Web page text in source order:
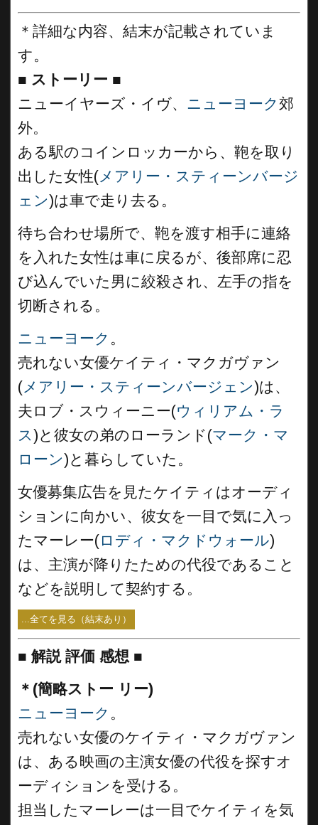
＊詳細な内容、結末が記載されていま
す。
■ ストーリー ■
ニューイヤーズ・イヴ、 ニューヨーク郊
外。
ある駅のコインロッカーから、鞄を取り
出した女性( メアリー・スティーンバージ
ェン)は車で走り去る。
待ち合わせ場所で、鞄を渡す相手に連絡
を入れた女性は車に戻るが、後部席に忍
び込んでいた男に絞殺され、左手の指を
切断される。
ニューヨーク 。
売れない女優ケイティ・マクガヴァン
( メアリー・スティーンバージェン)は、
夫ロブ・スウィーニー(ウィリアム・ラ
ス)と彼女の弟のローランド(マーク・マ
ローン)と暮らしていた。
女優募集広告を見たケイティはオーディ
ションに向かい、彼女を一目で気に入っ
たマーレー(ロディ・マクドウォール)
は、主演が降りたための代役であること
などを説明して契約する。
...全てを見る（結末あり）
■ 解説 評価 感想 ■
＊(簡略ストー リー)
ニューヨーク 。
売れない女優のケイティ・マクガヴァン
は、ある映画の主演女優の代役を探すオ
ーディションを受ける。
担当したマーレーは一目でケイティを気